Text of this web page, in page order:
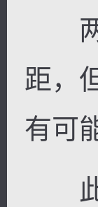
两
距，
有可
此